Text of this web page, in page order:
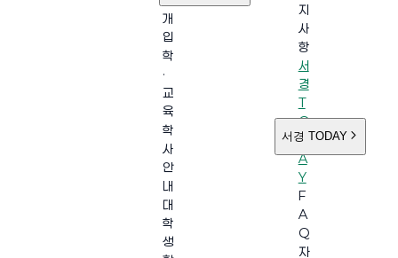
개
입
학
·
교
육
학
사
안
내
대
학
생
지
사
항
서
경
T
O
D
A
Y
F
A
Q
자
서경 TODAY